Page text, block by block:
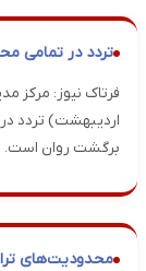
تردد در تمامی
فرتاک نیوز: مرکز
اردیبهشت) تردد
برگشت روان است.
محدودیت‌های